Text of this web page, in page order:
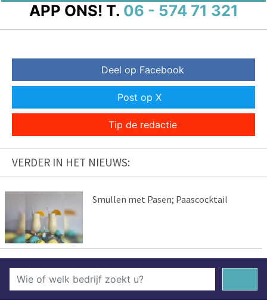
APP ONS! T. 06 - 574 71 321
Deel op Facebook
Post op X
Tip de redactie
VERDER IN HET NIEUWS:
Smullen met Pasen; Paascocktail